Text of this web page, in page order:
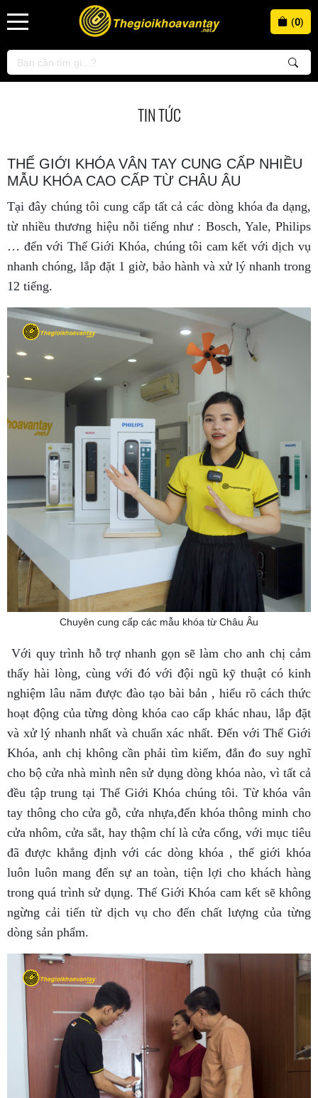
(0)
TIN TỨC
THẾ GIỚI KHÓA VÂN TAY CUNG CẤP NHIỀU
MẪU KHÓA CAO CẤP TỪ CHÂU ÂU
Tại đây chúng tôi cung cấp tất cả các dòng khóa đa dạng,
từ nhiều thương hiệu nỗi tiếng như : Bosch, Yale, Philips
… đến với Thế Giới Khóa, chúng tôi cam kết với dịch vụ
nhanh chóng, lắp đặt 1 giờ, bảo hành và xử lý nhanh trong
12 tiếng.
Chuyên cung cấp các mẫu khóa từ Châu Âu
Với quy trình hỗ trợ nhanh gọn sẽ làm cho anh chị cảm
thấy hài lòng, cùng với đó với đội ngũ kỹ thuật có kinh
nghiệm lâu năm được đào tạo bài bản , hiểu rõ cách thức
hoạt động của từng dòng khóa cao cấp khác nhau, lắp đặt
và xử lý nhanh nhất và chuẩn xác nhất. Đến với Thế Giới
Khóa, anh chị không cần phải tìm kiếm, đắn đo suy nghĩ
cho bộ cửa nhà mình nên sử dụng dòng khóa nào, vì tất cả
đều tập trung tại Thế Giới Khóa chúng tôi. Từ khóa vân
tay thông cho cửa gỗ, cửa nhựa,đến khóa thông minh cho
cửa nhôm, cửa sắt, hay thậm chí là cửa cổng, với mục tiêu
đã được khẳng định với các dòng khóa , thế giới khóa
luôn luôn mang đến sự an toàn, tiện lợi cho khách hàng
trong quá trình sử dụng. Thế Giới Khóa cam kết sẽ không
ngừng cải tiến từ dịch vụ cho đến chất lượng của từng
dòng sản phẩm.